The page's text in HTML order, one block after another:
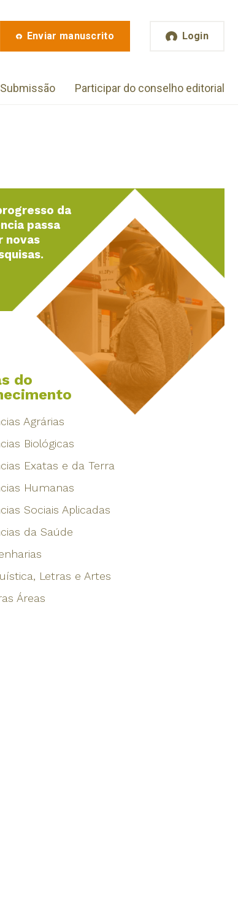
Enviar manuscrito Login
Participar do conselho editorial
da
passa
novas
do
Agrárias
Biológicas
Exatas e da Terra
Humanas
Sociais Aplicadas
da Saúde
Letras e Artes
Áreas